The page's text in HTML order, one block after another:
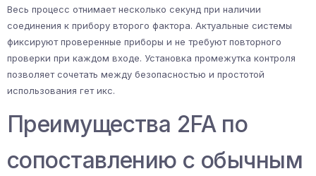
Весь процесс отнимает несколько секунд при наличии
соединения к прибору второго фактора. Актуальные системы
фиксируют проверенные приборы и не требуют повторного
проверки при каждом входе. Установка промежутка контроля
позволяет сочетать между безопасностью и простотой
использования гет икс.
Преимущества 2FA по
сопоставлению с обычным